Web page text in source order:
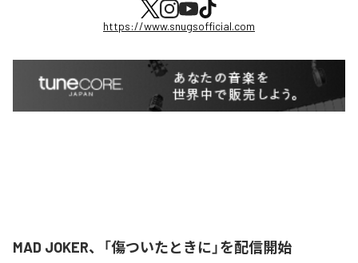
https://www.snugsofficial.com
MAD JOKER、「傷ついたときに」を配信開始